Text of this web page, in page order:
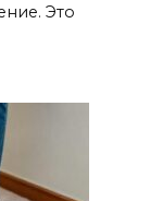
Это